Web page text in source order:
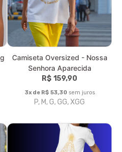
Nossa Senhora Aparecida
R$ 79,90
3x de R$ 26,63sem juros